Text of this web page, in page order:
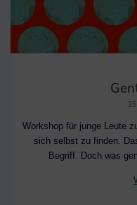
Workshop für junge Leute
sich selbst zu finden.
Begriff. Doch was